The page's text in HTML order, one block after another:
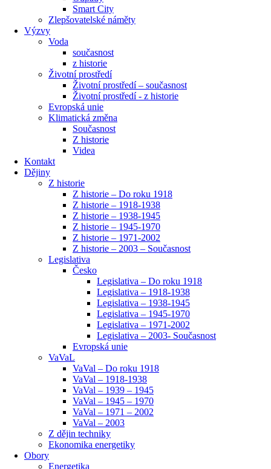
Smart City
Zlepšovatelské náměty
Výzvy
Voda
současnost
z historie
Životní prostředí
Životní prostředí – současnost
Životní prostředí ​- z historie
Evropská unie
Klimatická změna
Současnost
Z historie
Videa
Kontakt
Dějiny
Z historie
Z historie – Do roku 1918
Z historie – 1918-1938
Z historie – 1938-1945
Z historie – 1945-1970
Z historie – 1971-2002
Z historie – 2003 – Současnost
Legislativa
Česko
Legislativa – Do roku 1918
Legislativa – 1918-1938
Legislativa – 1938-1945
Legislativa – 1945-1970
Legislativa – 1971-2002
Legislativa – 2003- Současnost
Evropská unie
VaVaL
VaVal – Do roku 1918
VaVal – 1918-1938
VaVal – 1939 – 1945
VaVal – 1945 – 1970
VaVal – 1971 – 2002
VaVal – 2003
Z dějin techniky
Ekonomika energetiky
Obory
Energetika